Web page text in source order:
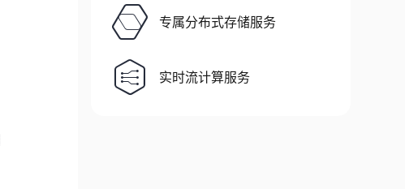
专属分布式存储服务
实时流计算服务